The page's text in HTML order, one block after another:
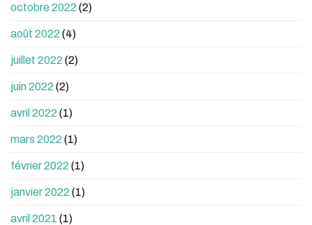
octobre 2022 (2)
août 2022 (4)
juillet 2022 (2)
juin 2022 (2)
avril 2022 (1)
mars 2022 (1)
février 2022 (1)
janvier 2022 (1)
avril 2021 (1)